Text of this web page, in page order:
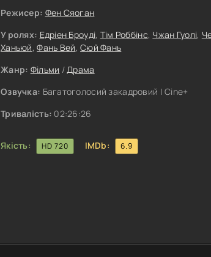
Режисер: Фен Сяоган
У ролях: Едріен Броуді, Тім Роббінс, Чжан Гуолі,
Ханьюй,Фань Вей,Сюй Фань
Жанр: Фільми /Драма
Озвучка: Багатоголосий закадровий | Cine+
Тривалість: 02:26:26
Якість: HD 720 IMDb: 6.9